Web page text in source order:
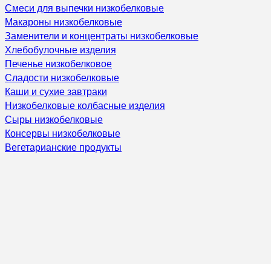
Смеси для выпечки низкобелковые
Макароны низкобелковые
Заменители и концентраты низкобелковые
Хлебобулочные изделия
Печенье низкобелковое
Сладости низкобелковые
Каши и сухие завтраки
Низкобелковые колбасные изделия
Сыры низкобелковые
Консервы низкобелковые
Вегетарианские продукты